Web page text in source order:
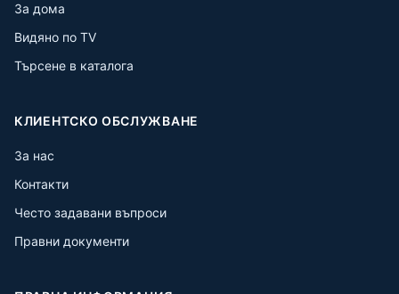
За дома
Видяно по TV
Търсене в каталога
КЛИЕНТСКО ОБСЛУЖВАНЕ
За нас
Контакти
Често задавани въпроси
Правни документи